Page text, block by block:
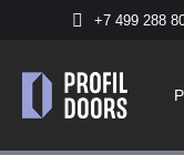
+7 499 288